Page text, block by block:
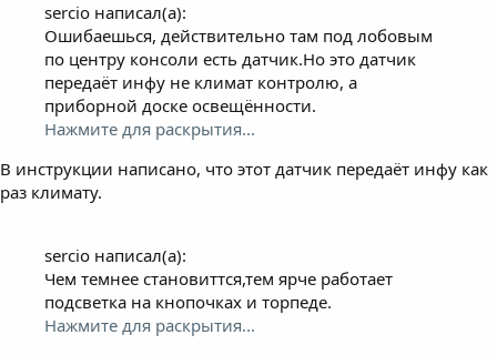
sercio написал(а):
Ошибаешься, действительно там под лобовым
по центру консоли есть датчик.Но это датчик
передаёт инфу не климат контролю, а
приборной доске освещённости.
Нажмите для раскрытия...
В инструкции написано, что этот датчик передаёт инфу как
раз климату.
sercio написал(а):
Чем темнее становиттся,тем ярче работает
подсветка на кнопочках и торпеде.
Нажмите для раскрытия...